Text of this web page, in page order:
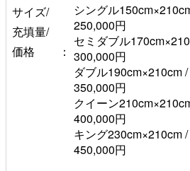
サイズ/
充填量/
価格
シングル
250,000円
セミダブル
300,000円
ダブル190cm×210cm
350,000円
クイーン
400,000円
キング230cm×210cm
450,000円